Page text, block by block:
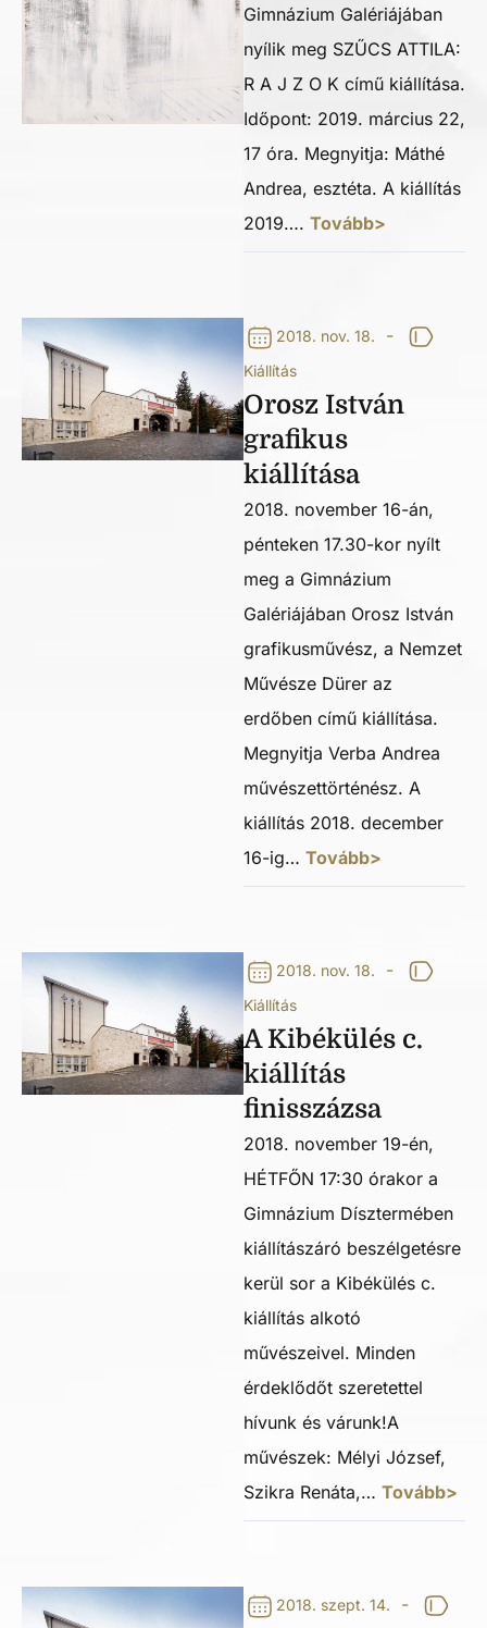
Gimnázium Galériájában
nyílik meg SZŰCS ATTILA:
R A J Z O K című kiállítása.
Időpont: 2019. március 22,
17 óra. Megnyitja: Máthé
Andrea, esztéta. A kiállítás
2019…. Tovább>
2018. nov. 18. -
Kiállítás
Orosz István
grafikus
kiállítása
2018. november 16-án,
pénteken 17.30-kor nyílt
meg a Gimnázium
Galériájában Orosz István
grafikusművész, a Nemzet
Művésze Dürer az
erdőben című kiállítása.
Megnyitja Verba Andrea
művészettörténész. A
kiállítás 2018. december
16-ig… Tovább>
2018. nov. 18. -
Kiállítás
A Kibékülés c.
kiállítás
finisszázsa
2018. november 19-én,
HÉTFŐN 17:30 órakor a
Gimnázium Dísztermében
kiállítászáró beszélgetésre
kerül sor a Kibékülés c.
kiállítás alkotó
művészeivel. Minden
érdeklődőt szeretettel
hívunk és várunk!A
művészek: Mélyi József,
Szikra Renáta,… Tovább>
2018. szept. 14. -